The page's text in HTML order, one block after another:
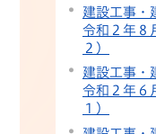
建設工事
令和２年８
２）
建設工事
令和２年６
１）